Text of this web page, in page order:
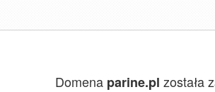
Domena parine.pl została